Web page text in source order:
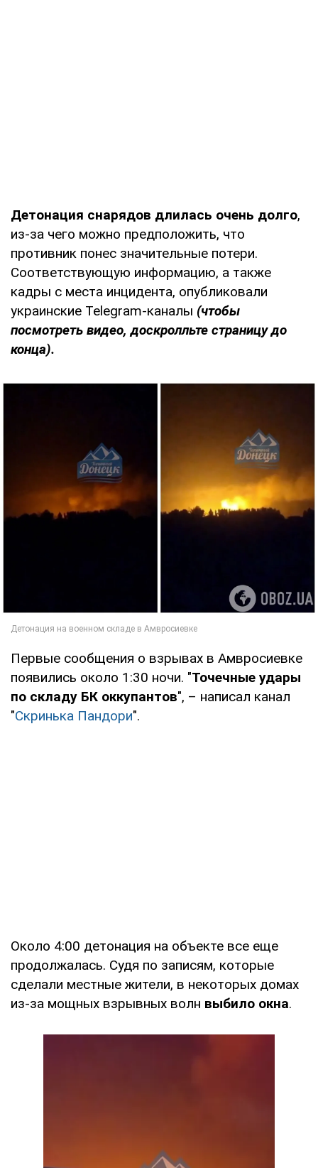
Детонация снарядов длилась очень долго,
из-за чего можно предположить, что
противник понес значительные потери.
Соответствующую информацию, а также
кадры с места инцидента, опубликовали
украинские Telegram-каналы (чтобы
посмотреть видео, доскролльте страницу до
конца).
Первые сообщения о взрывах в Амвросиевке
появились около 1:30 ночи. "Точечные удары
по складу БК оккупантов", – написал канал
"Скринька Пандори".
Около 4:00 детонация на объекте все еще
продолжалась. Судя по записям, которые
сделали местные жители, в некоторых домах
из-за мощных взрывных волн выбило окна.